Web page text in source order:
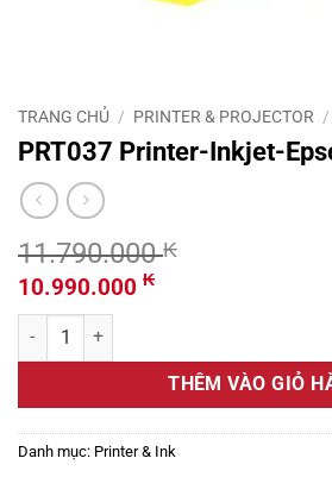
TRANG CHỦ / PRINTER & PROJECTOR /
PRT037 Printer-Inkjet-
11.790.000₭
Giá
gốc
là:
11.790.000 ₭.
10.990.000 ₭Giá
là:
10.990.000
PRT037 Printer-Inkjet-Epson-L1300-+-
THÊM VÀO GIỎ
Danh mục: Printer & Ink